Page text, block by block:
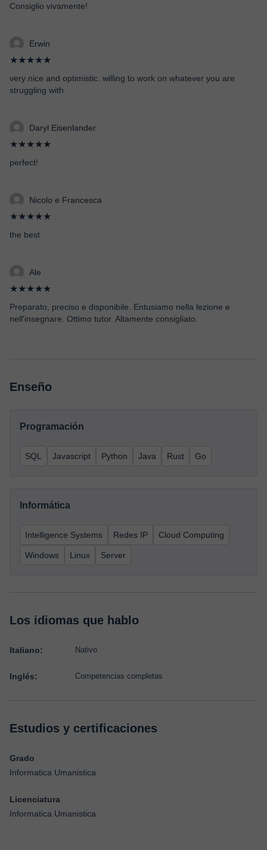
Consiglio vivamente!
Erwin
★★★★★
very nice and optimistic. willing to work on whatever you are
struggling with
Daryl Eisenlander
★★★★★
perfect!
Nicolo e Francesca
★★★★★
the best
Ale
★★★★★
Preparato, preciso e disponibile. Entusiamo nella lezione e
nell'insegnare. Ottimo tutor. Altamente consigliato.
Enseño
Programación
SQL Javascript Python Java Rust Go
Informática
Intelligence Systems Redes IP Cloud Computing
Windows Linux Server
Los idiomas que hablo
Italiano: Nativo
Inglés: Competencias completas
Estudios y certificaciones
Grado
Informatica Umanistica
Licenciatura
Informatica Umanistica